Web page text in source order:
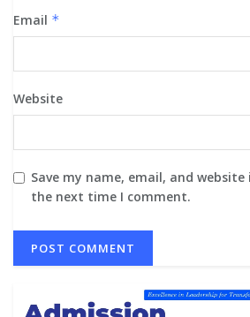
Email *
Website
Save my name, email, and
the next time I comment.